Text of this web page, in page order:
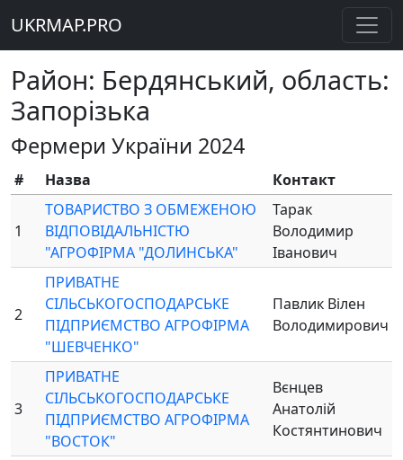
UKRMAP.PRO
Район: Бердянський, область:
Запорізька
Фермери України 2024
# Назва Контакт
1
ТОВАРИСТВО З ОБМЕЖЕНОЮ
ВІДПОВІДАЛЬНІСТЮ
"АГРОФІРМА "ДОЛИНСЬКА"
Тарак
Володимир
Іванович
2
ПРИВАТНЕ
СІЛЬСЬКОГОСПОДАРСЬКЕ
ПІДПРИЄМСТВО АГРОФІРМА
"ШЕВЧЕНКО"
Павлик Вілен
Володимирович
3
ПРИВАТНЕ
СІЛЬСЬКОГОСПОДАРСЬКЕ
ПІДПРИЄМСТВО АГРОФІРМА
"ВОСТОК"
Вєнцев
Анатолій
Костянтинович